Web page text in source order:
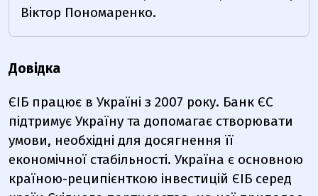
Віктор Пономаренко.
Довідка
ЄІБ працює в Україні з 2007 року. Банк ЄС
підтримує Україну та допомагає створювати
умови, необхідні для досягнення її
економічної стабільності. Україна є основною
країною-реципієнткою інвестицій ЄІБ серед